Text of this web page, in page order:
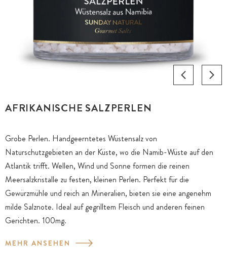
AFRIKANISCHE SALZPERLEN
Grobe Perlen. Handgeerntetes Wüstensalz von
Naturschutzgebieten an der Küste, wo die Namib-Wüste auf den
Atlantik trifft. Wellen, Wind und Sonne formen die reinen
Meersalzkristalle zu festen, kleinen Perlen. Perfekt für die
Gewürzmühle und reich an Mineralien, bieten sie eine angenehm
milde Salznote. Ideal auf gegrilltem Fleisch und anderen feinen
Gerichten. 100mg.
MEHR ANSEHEN